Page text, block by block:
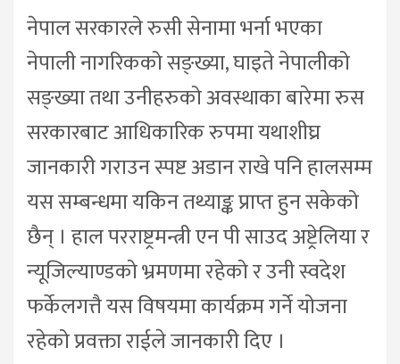
नेपाल सरकारले रुसी सेनामा भर्ना भएका
नेपाली नागरिकको सङ्ख्या, घाइते नेपालीको
सङ्ख्या तथा उनीहरुको अवस्थाका बारेमा रुस
सरकारबाट आधिकारिक रुपमा यथाशीघ्र
जानकारी गराउन स्पष्ट अडान राखे पनि हालसम्म
यस सम्बन्धमा यकिन तथ्याङ्क प्राप्त हुन सकेको
छैन् । हाल परराष्ट्रमन्त्री एन पी साउद अष्ट्रेलिया र
न्यूजिल्याण्डको भ्रमणमा रहेको र उनी स्वदेश
फर्केलगत्तै यस विषयमा कार्यक्रम गर्ने योजना
रहेको प्रवक्ता राईले जानकारी दिए ।